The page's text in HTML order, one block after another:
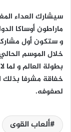
سيشارك العداء
ماراطون أوساكا
و ستكون أول
خلال الموسم
بطولة العالم و لما
خفاقة مشرفا بذلك
لصفوفه.
ألعاب القوى